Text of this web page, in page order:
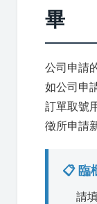
畢
公司申請
如公司申
訂單取號
徵所申請
📋 臨
請